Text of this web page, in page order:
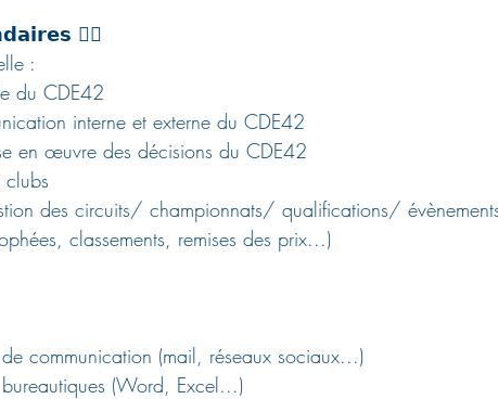
👇🏽
:
du CDE42
interne et externe du CDE42
en œuvre des décisions du CDE42
des circuits/ championnats/ qualifications/
classements, remises des prix...)
communication (mail, réseaux sociaux...)
(Word, Excel...)